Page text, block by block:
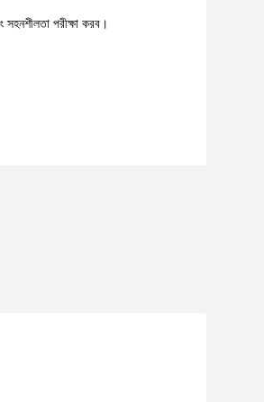
সহনশীলতা পরীক্ষা করব।